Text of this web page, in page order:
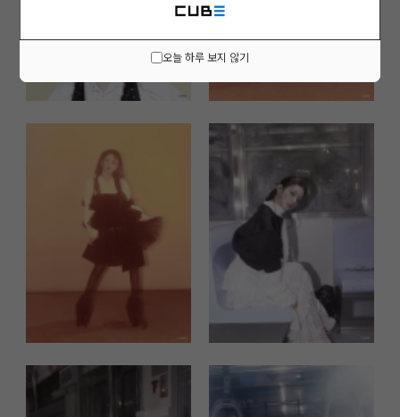
오늘 하루 보지 않기